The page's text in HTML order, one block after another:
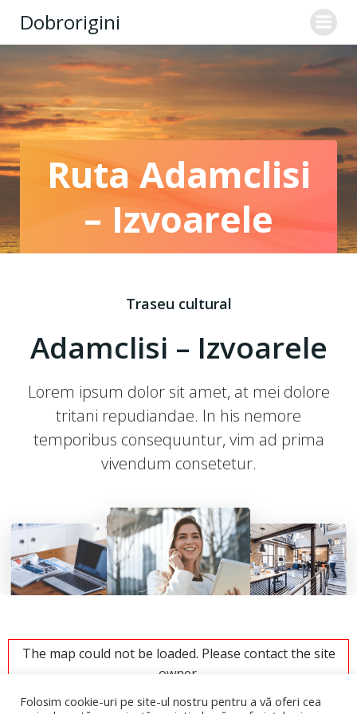
content
Dobrorigini
Ruta Adamclisi
– Izvoarele
Traseu cultural
Adamclisi – Izvoarele
Lorem ipsum dolor sit amet, at mei dolore
tritani repudiandae. In his nemore
temporibus consequuntur, vim ad prima
vivendum consetetur.
The map could not be loaded. Please contact the site
owner.
Folosim cookie-uri pe site-ul nostru pentru a vă oferi cea